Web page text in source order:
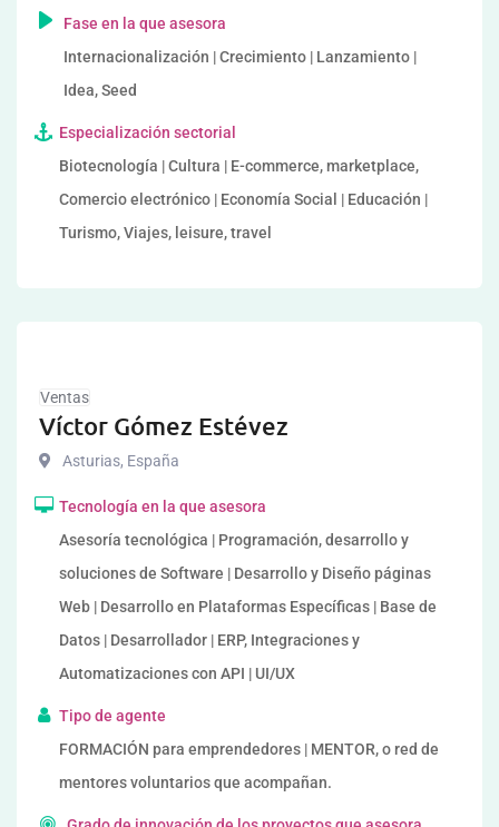
Fase en la que asesora
Internacionalización | Crecimiento | Lanzamiento |
Idea, Seed
Especialización sectorial
Biotecnología | Cultura | E-commerce, marketplace,
Comercio electrónico | Economía Social | Educación |
Turismo, Viajes, leisure, travel
Ventas
Víctor Gómez Estévez
Asturias, España
Tecnología en la que asesora
Asesoría tecnológica | Programación, desarrollo y
soluciones de Software | Desarrollo y Diseño páginas
Web | Desarrollo en Plataformas Específicas | Base de
Datos | Desarrollador | ERP, Integraciones y
Automatizaciones con API | UI/UX
Tipo de agente
FORMACIÓN para emprendedores | MENTOR, o red de
mentores voluntarios que acompañan.